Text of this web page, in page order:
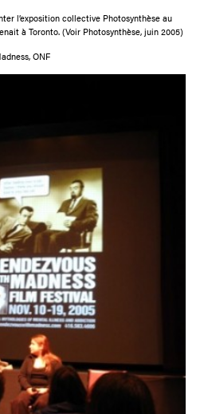
l’exposition collective Photosynthèse au
à Toronto. (Voir Photosynthèse, juin 2005)
ONF